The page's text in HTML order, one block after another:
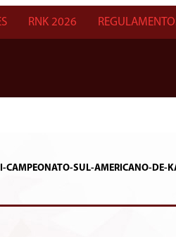
RNK 2026
CAMPEONATO-SUL-AMERICANO-DE-